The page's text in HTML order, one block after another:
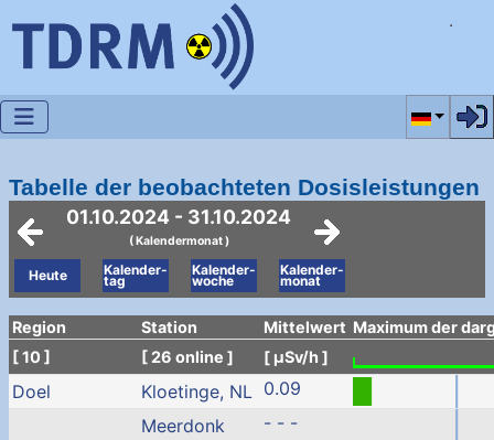
Sprache
Tabelle der beobachteten Dosisleistungen
01.10.2024 - 31.10.2024
( Kalendermonat )
Heute Kalender-
tag
Kalender-
woche
Kalender-
monat
Region Station Mittelwert Maximum der
[ 10 ]
[ 26 online ] [ µSv/h ]
Doel Kloetinge, NL 0.09
Meerdonk
- - -